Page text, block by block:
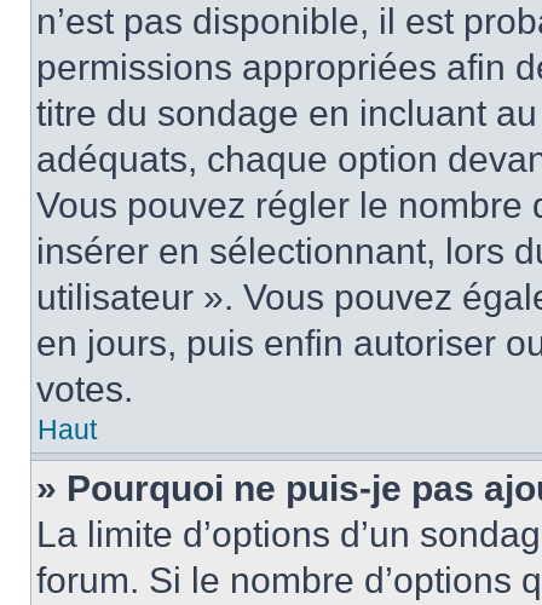
n’est pas disponible, il est
permissions appropriées afin
titre du sondage en incluant
adéquats, chaque option
Vous pouvez régler le nombre
insérer en sélectionnant, lors
utilisateur ». Vous pouvez
en jours, puis enfin autoriser
votes.
Haut
» Pourquoi ne puis-je pas
La limite d’options d’un
forum. Si le nombre d’options